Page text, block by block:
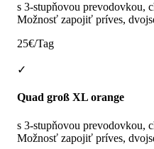
s 3-stupňovou prevodovkou,
Možnosť zapojiť príves,
25€/Tag
✓
Quad groß XL orange
s 3-stupňovou prevodovkou,
Možnosť zapojiť príves,